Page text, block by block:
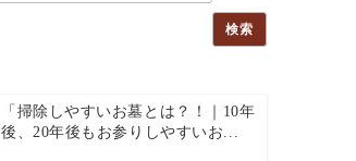
検索
「掃除しやすいお墓とは？！｜10年
後、20年後もお参りしやすいお...